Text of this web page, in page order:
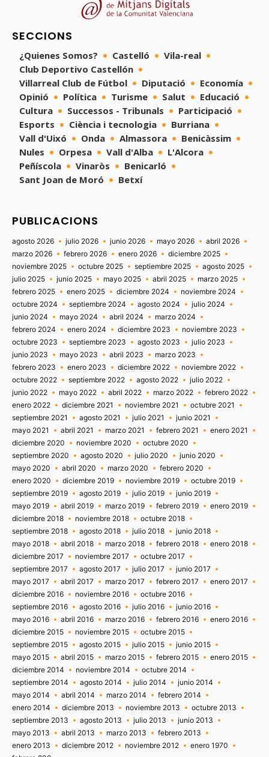
SECCIONS
¿Quienes Somos? Castelló
Vila-real
Club Deportivo Castellón
Villarreal Club de Fútbol
Diputació
Economía
Opinió
Política Turisme Salut
Educació
Cultura
Successos - Tribunals
Participació
Esports
Ciència i tecnologia
Burriana
Vall d'Uixó
Onda Almassora
Benicàssim
Nules
Orpesa Vall d'Alba
L'Alcora
Peñíscola
Vinaròs
Benicarló
Sant Joan de Moró
Betxí
PUBLICACIONS
agosto 2026 julio 2026 junio 2026 mayo 2026
abril 2026
marzo 2026
febrero 2026 enero 2026
diciembre 2025
noviembre 2025
octubre 2025 septiembre 2025
agosto 2025
julio 2025
junio 2025 mayo 2025 abril 2025
marzo 2025
febrero 2025
enero 2025 diciembre 2024
noviembre 2024
octubre 2024
septiembre 2024 agosto 2024
julio 2024
junio 2024
mayo 2024 abril 2024
marzo 2024
febrero 2024
enero 2024 diciembre 2023
noviembre 2023
octubre 2023
septiembre 2023 agosto 2023
julio 2023
junio 2023
mayo 2023 abril 2023
marzo 2023
febrero 2023
enero 2023 diciembre 2022
noviembre 2022
octubre 2022
septiembre 2022 agosto 2022
julio 2022
junio 2022
mayo 2022 abril 2022 marzo 2022
febrero 2022
enero 2022
diciembre 2021 noviembre 2021
octubre 2021
septiembre 2021
agosto 2021 julio 2021
junio 2021
mayo 2021
abril 2021 marzo 2021 febrero 2021
enero 2021
diciembre 2020
noviembre 2020
octubre 2020
septiembre 2020
agosto 2020 julio 2020
junio 2020
mayo 2020
abril 2020 marzo 2020
febrero 2020
enero 2020
diciembre 2019 noviembre 2019
octubre 2019
septiembre 2019
agosto 2019 julio 2019
junio 2019
mayo 2019
abril 2019 marzo 2019 febrero 2019
enero 2019
diciembre 2018
noviembre 2018
octubre 2018
septiembre 2018
agosto 2018 julio 2018
junio 2018
mayo 2018
abril 2018 marzo 2018 febrero 2018
enero 2018
diciembre 2017
noviembre 2017
octubre 2017
septiembre 2017
agosto 2017 julio 2017
junio 2017
mayo 2017
abril 2017 marzo 2017 febrero 2017
enero 2017
diciembre 2016
noviembre 2016
octubre 2016
septiembre 2016
agosto 2016 julio 2016
junio 2016
mayo 2016
abril 2016 marzo 2016 febrero 2016
enero 2016
diciembre 2015
noviembre 2015
octubre 2015
septiembre 2015
agosto 2015 julio 2015
junio 2015
mayo 2015
abril 2015 marzo 2015 febrero 2015
enero 2015
diciembre 2014
noviembre 2014
octubre 2014
septiembre 2014
agosto 2014 julio 2014
junio 2014
mayo 2014
abril 2014 marzo 2014
febrero 2014
enero 2014
diciembre 2013 noviembre 2013
octubre 2013
septiembre 2013
agosto 2013 julio 2013
junio 2013
mayo 2013
abril 2013 marzo 2013
febrero 2013
enero 2013
diciembre 2012 noviembre 2012
enero 1970